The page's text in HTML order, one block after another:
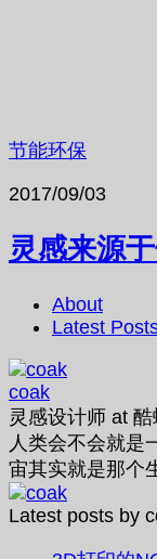
节能环保
2017/09/03
灵感来源
About
Latest
coak
灵感设计师 at 酷
人类会不会就是
宙其实就是那个
Latest posts by